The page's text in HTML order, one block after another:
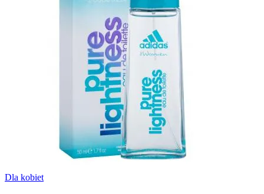
Dla kobiet